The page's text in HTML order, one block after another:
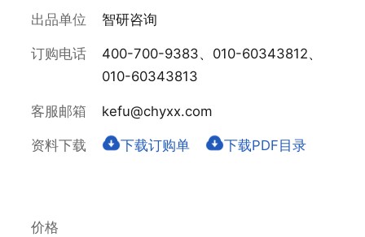
出品单位 智研咨询
订购电话
400-700-9383、010-60343812、
010-60343813
客服邮箱 kefu@chyxx.com
资料下载 下载订购单 下载PDF目录
价格